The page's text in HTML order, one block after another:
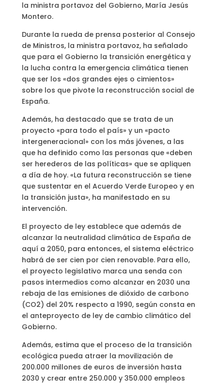
la ministra portavoz del Gobierno, María Jesús
Montero.
Durante la rueda de prensa posterior al Consejo
de Ministros, la ministra portavoz, ha señalado
que para el Gobierno la transición energética y
la lucha contra la emergencia climática tienen
que ser los «dos grandes ejes o cimientos»
sobre los que pivote la reconstrucción social de
España.
Además, ha destacado que se trata de un
proyecto «para todo el país» y un «pacto
intergeneracional» con los más jóvenes, a las
que ha definido como las personas que «deben
ser herederos de las políticas» que se apliquen
a día de hoy. «La futura reconstrucción se tiene
que sustentar en el Acuerdo Verde Europeo y en
la transición justa», ha manifestado en su
intervención.
El proyecto de ley establece que además de
alcanzar la neutralidad climática de España de
aquí a 2050, para entonces, el sistema eléctrico
habrá de ser cien por cien renovable. Para ello,
el proyecto legislativo marca una senda con
pasos intermedios como alcanzar en 2030 una
rebaja de las emisiones de dióxido de carbono
(CO2) del 20% respecto a 1990, según consta en
el anteproyecto de ley de cambio climático del
Gobierno.
Además, estima que el proceso de la transición
ecológica pueda atraer la movilización de
200.000 millones de euros de inversión hasta
2030 y crear entre 250.000 y 350.000 empleos